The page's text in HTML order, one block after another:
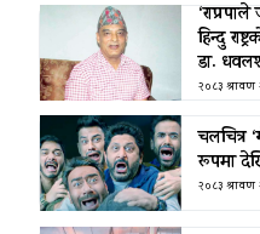
हिन्दु
डा.
२०८३ श्रावण
चलचित्र
रूपमा
२०८३ श्रावण